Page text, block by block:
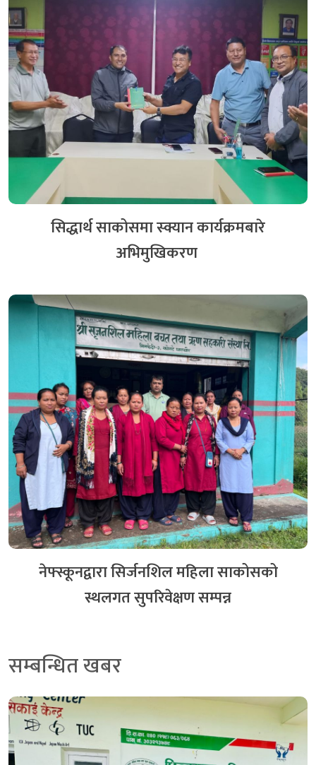
सहकारीको डिजिटल रूपान्तरणमा AI को नयाँ आयाम :
नेफ्स्कूनद्वारा AI in Cooperative अभिमुखीकरण सम्पन्न
४ दिन अगाडि
नेफ्स्कूनद्धारा सनराईज साकोसमा स्थलगत सुपरिवेक्षण सम्पन्न
नेफ्स्कूनद्धारा सनराईज साकोसमा स्थलगत सुपरिवेक्षण सम्पन्न
४ दिन अगाडि
हिमचुली साकोसमा तीनदिने कृषक व्यवसाय खेल तालिम
सम्पन्न
३ दिन अगाडि
स्क्यान कार्यक्रम कार्यान्वयनका लागि सम्झौता साथै स्थलगत
सुपरीवेक्षण सम्पन्न
३६ दिन अगाडि
गृहिणी सेवा साकोस र नेफ्स्कूनबीच स्क्यान कार्यक्रम
कार्यान्वयनका लागि सम्झौता
१२ दिन अगाडि
सिद्धार्थ साकोसमा स्क्यान कार्यक्रमबारे
अभिमुखिकरण
नेफ्स्कूनद्वारा सिर्जनशिल महिला साकोसको
स्थलगत सुपरिवेक्षण सम्पन्न
सम्बन्धित खबर